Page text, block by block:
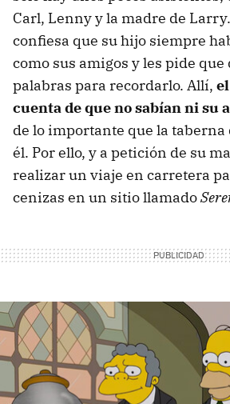
Carl, Lenny y la madre de
confiesa que su hijo siempre
como sus amigos y les pide
palabras para recordarlo. Allí,
cuenta de que no sabían ni su
de lo importante que la taberna
él. Por ello, y a petición de su
realizar un viaje en carretera
cenizas en un sitio llamado